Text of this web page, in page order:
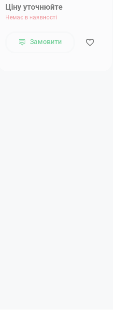
Ціну уточнюйте
Немає в наявності
Замовити